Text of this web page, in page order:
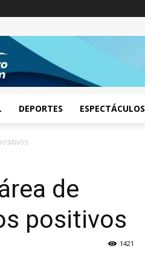
DEPORTES ESPECTÁCULOS
de
positivos
1421